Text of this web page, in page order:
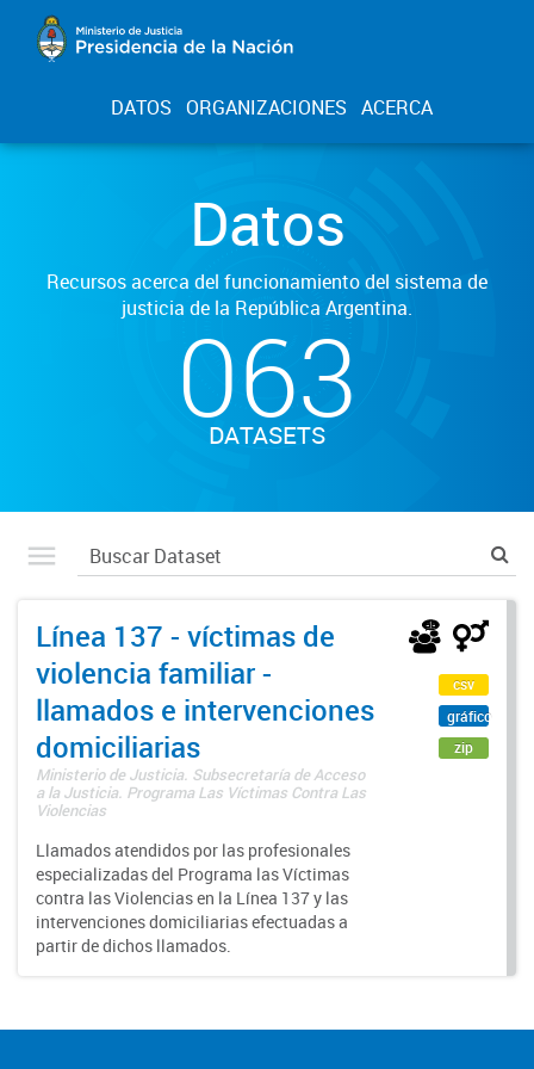
DATOS ORGANIZACIONES ACERCA
Datos
Recursos acerca del funcionamiento del sistema de
justicia de la República Argentina.
063
DATASETS
Línea 137 - víctimas de
violencia familiar -
llamados e intervenciones
domiciliarias
Ministerio de Justicia. Subsecretaría de Acceso
a la Justicia. Programa Las Víctimas Contra Las
Violencias
Llamados atendidos por las profesionales
especializadas del Programa las Víctimas
contra las Violencias en la Línea 137 y las
intervenciones domiciliarias efectuadas a
partir de dichos llamados.
csv
gráfico
zip